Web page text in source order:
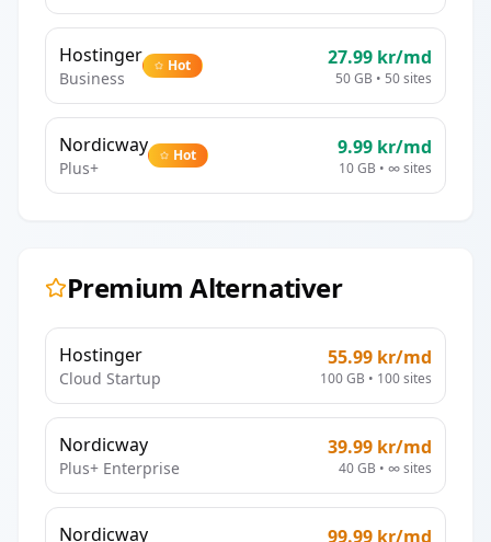
Hostinger
Business
Hot 27.99 kr/md
50 GB • 50sites
Nordicway
Plus+
Hot 9.99 kr/md
10 GB • ∞sites
Premium Alternativer
Hostinger
Cloud Startup
55.99 kr/md
100 GB • 100sites
Nordicway
Plus+ Enterprise
39.99 kr/md
40 GB • ∞sites
Nordicway 99.99 kr/md